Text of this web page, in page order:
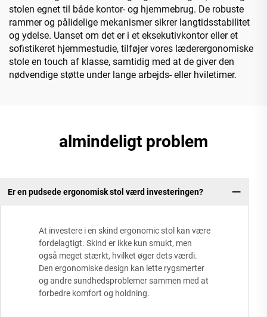
stolen egnet til både kontor- og hjemmebrug. De robuste
rammer og pålidelige mekanismer sikrer langtidsstabilitet
og ydelse. Uanset om det er i et eksekutivkontor eller et
sofistikeret hjemmestudie, tilføjer vores læderergonomiske
stole en touch af klasse, samtidig med at de giver den
nødvendige støtte under lange arbejds- eller hviletimer.
almindeligt problem
Er en pudsede ergonomisk stol værd investeringen?
At investere i en skind ergonomic stol kan være
fordelagtigt. Skind er ikke kun smukt, men
også meget stærkt, hvilket øger dets værdi.
Den ergonomiske design kan lette rygsmerter
og andre sundhedsproblemer sammen med at
forbedre komfort og holdning.